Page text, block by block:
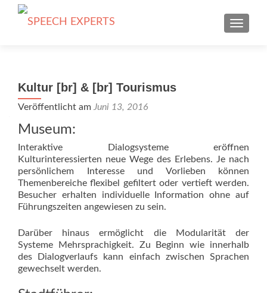
Kultur [br] & [br] Tourismus
Veröffentlicht am Juni 13, 2016
Museum:
Interaktive Dialogsysteme eröffnen
Kulturinteressierten neue Wege des Erlebens. Je nach
persönlichem Interesse und Vorlieben können
Themenbereiche flexibel gefiltert oder vertieft werden.
Besucher erhalten individuelle Information ohne auf
Führungszeiten angewiesen zu sein.
Darüber hinaus ermöglicht die Modularität der
Systeme Mehrsprachigkeit. Zu Beginn wie innerhalb
des Dialogverlaufs kann einfach zwischen Sprachen
gewechselt werden.